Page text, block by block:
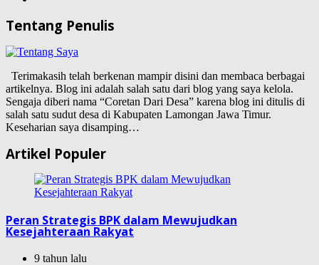
Tentang Penulis
Terimakasih telah berkenan mampir disini dan membaca berbagai
artikelnya. Blog ini adalah salah satu dari blog yang saya kelola.
Sengaja diberi nama “Coretan Dari Desa” karena blog ini ditulis di
salah satu sudut desa di Kabupaten Lamongan Jawa Timur.
Keseharian saya disamping…
Artikel Populer
Peran Strategis BPK dalam Mewujudkan
Kesejahteraan Rakyat
9 tahun lalu